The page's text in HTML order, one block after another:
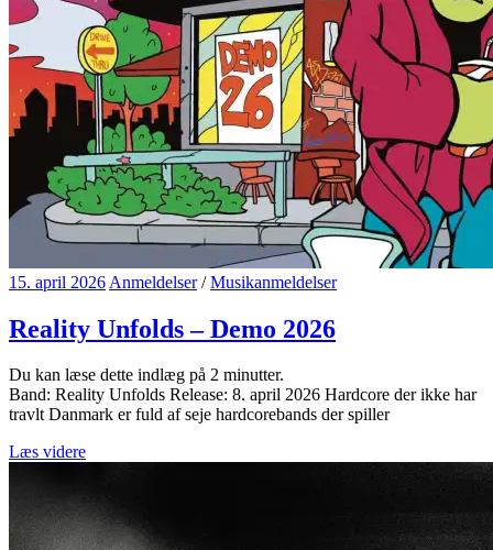
15. april 2026 Anmeldelser/Musikanmeldelser
Reality Unfolds – Demo 2026
Du kan læse dette indlæg på 2 minutter.
Band: Reality Unfolds Release: 8. april 2026 Hardcore der ikke har
travlt Danmark er fuld af seje hardcorebands der spiller
Læs videre